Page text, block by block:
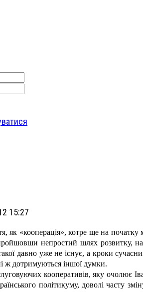
15:27
як «кооперація», котре ще на
непростий шлях розвитку,
давно уже не існує, а кроки
ж дотримуються іншої думки.
кооперативів, яку очолює
політикуму, доволі часту